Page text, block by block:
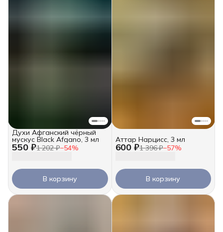
550 ₽1 202 ₽−54%
Духи Афганский чёрный
мускус Black Afgano, 3 мл
В корзину
600 ₽1 396 ₽−57%
Аттар Нарцисс, 3 мл
В корзину